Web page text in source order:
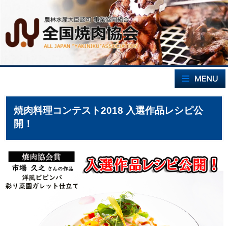
焼肉料理コンテスト2018 入選作品レシピ公
開！